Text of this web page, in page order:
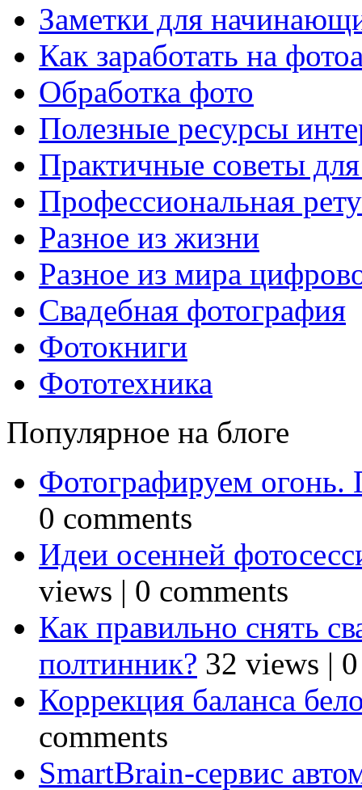
Заметки для
Как заработать на
Обработка фото
Полезные ресурсы
Практичные советы
Профессиональная
Разное из жизни
Разное из мира
Свадебная фотография
Фотокниги
Фототехника
Популярное на блоге
Фотографируем огонь.
0 comments
Идеи осенней
views | 0 comments
Как правильно снять
полтинник? 32 views |
Коррекция баланса
comments
SmartBrain-сервис